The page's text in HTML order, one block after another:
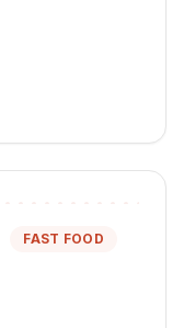
FAST FOOD